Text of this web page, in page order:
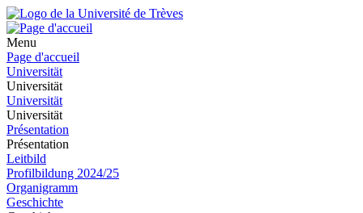
Menu
Page d'accueil
Universität
Universität
Universität
Universität
Présentation
Présentation
Leitbild
Profilbildung 2024/25
Organigramm
Geschichte